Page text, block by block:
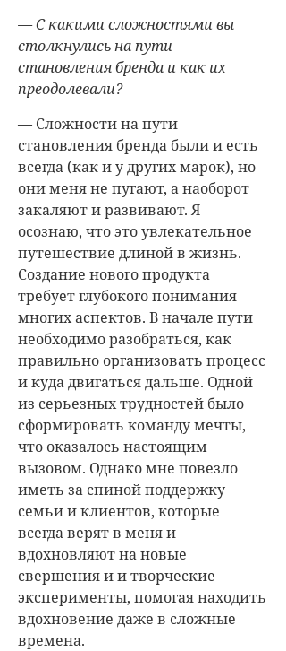
— С какими сложностями вы
столкнулись на пути
становления бренда и как их
преодолевали?
— Сложности на пути
становления бренда были и есть
всегда (как и у других марок), но
они меня не пугают, а наоборот
закаляют и развивают. Я
осознаю, что это увлекательное
путешествие длиной в жизнь.
Создание нового продукта
требует глубокого понимания
многих аспектов. В начале пути
необходимо разобраться, как
правильно организовать процесс
и куда двигаться дальше. Одной
из серьезных трудностей было
сформировать команду мечты,
что оказалось настоящим
вызовом. Однако мне повезло
иметь за спиной поддержку
семьи и клиентов, которые
всегда верят в меня и
вдохновляют на новые
свершения и и творческие
эксперименты, помогая находить
вдохновение даже в сложные
времена.